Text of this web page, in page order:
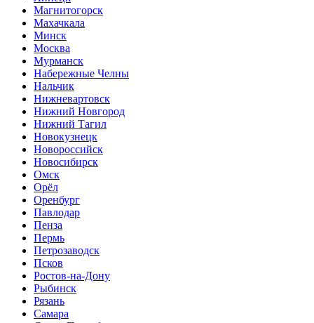
Магнитогорск
Махачкала
Минск
Москва
Мурманск
Набережные Челны
Нальчик
Нижневартовск
Нижний Новгород
Нижний Тагил
Новокузнецк
Новороссийск
Новосибирск
Омск
Орёл
Оренбург
Павлодар
Пенза
Пермь
Петрозаводск
Псков
Ростов-на-Дону
Рыбинск
Рязань
Самара